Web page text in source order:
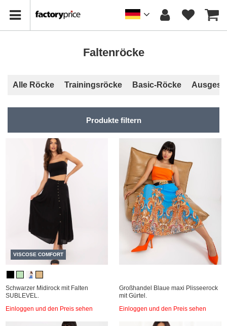
Faltenröcke
Alle Röcke Trainingsröcke Basic-Röcke
Produkte filtern
VISCOSE COMFORT
Schwarzer Midirock mit Falten
SUBLEVEL.
Einloggen und den Preis sehen
Großhandel Blaue maxi Plisseerock
mit Gürtel.
Einloggen und den Preis sehen